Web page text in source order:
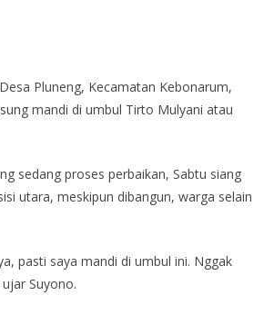
Pluneng, Kecamatan Kebonarum,
mandi di umbul Tirto Mulyani atau
sedang proses perbaikan, Sabtu siang
utara, meskipun dibangun, warga selain
pasti saya mandi di umbul ini. Nggak
ujar Suyono.